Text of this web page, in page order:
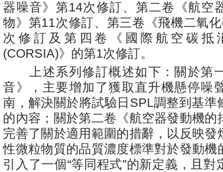
器噪音》第14次修訂、第二卷《航空
物》第11次修訂、第三卷《飛機二氧
次修訂及第四卷《國際航空碳抵
(CORSIA)》的第1次修訂。
上述系列修訂概述如下：關於第
音》，主要增加了獲取直升機懸停噪
南，解決關於將試驗日 SPL調整到基準
的內容；關於第二卷《航空器發動機的
完善了關於適用範圍的措辭，以反映發
性微粒物質的品質濃度標準對於發動機
引入了一個“等同程式”的新定義，且對